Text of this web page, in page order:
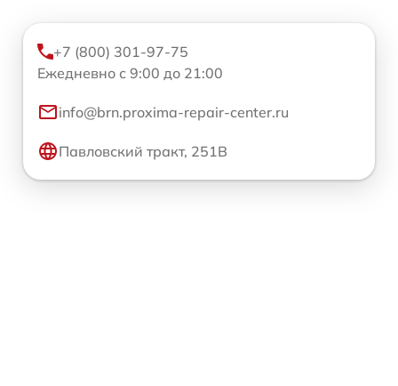
+7 (800) 301-97-75
Ежедневно с 9:00 до 21:00
info@brn.proxima-repair-center.ru
Павловский тракт, 251В